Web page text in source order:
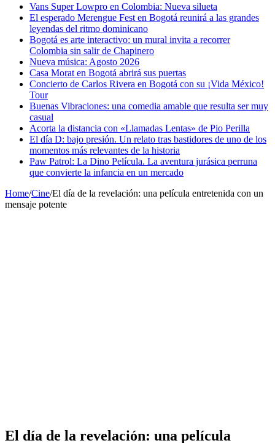
Vans Super Lowpro en Colombia: Nueva silueta
El esperado Merengue Fest en Bogotá reunirá a las grandes
leyendas del ritmo dominicano
Bogotá es arte interactivo: un mural invita a recorrer
Colombia sin salir de Chapinero
Nueva música: Agosto 2026
Casa Morat en Bogotá abrirá sus puertas
Concierto de Carlos Rivera en Bogotá con su ¡Vida México!
Tour
Buenas Vibraciones: una comedia amable que resulta ser muy
casual
Acorta la distancia con «Llamadas Lentas» de Pio Perilla
El día D: bajo presión. Un relato tras bastidores de uno de los
momentos más relevantes de la historia
Paw Patrol: La Dino Película. La aventura jurásica perruna
que convierte la infancia en un mercado
Home/Cine/El día de la revelación: una película entretenida con un
mensaje potente
El día de la revelación: una película